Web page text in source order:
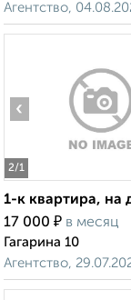
Агентство,
2/1
‹
1-к квартира, на
17 000 ₽ в месяц
Гагарина 10
Агентство,